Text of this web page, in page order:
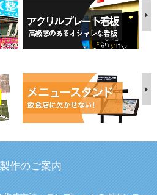
作のご案内